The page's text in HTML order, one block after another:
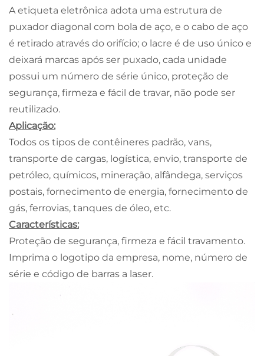
A etiqueta eletrônica adota uma estrutura de
puxador diagonal com bola de aço, e o cabo de aço
é retirado através do orifício; o lacre é de uso único e
deixará marcas após ser puxado, cada unidade
possui um número de série único, proteção de
segurança, firmeza e fácil de travar, não pode ser
reutilizado.
Aplicação:
Todos os tipos de contêineres padrão, vans,
transporte de cargas, logística, envio, transporte de
petróleo, químicos, mineração, alfândega, serviços
postais, fornecimento de energia, fornecimento de
gás, ferrovias, tanques de óleo, etc.
Características:
Proteção de segurança, firmeza e fácil travamento.
Imprima o logotipo da empresa, nome, número de
série e código de barras a laser.